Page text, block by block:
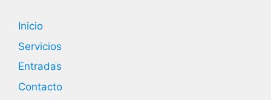
Inicio
Servicios
Entradas
Contacto